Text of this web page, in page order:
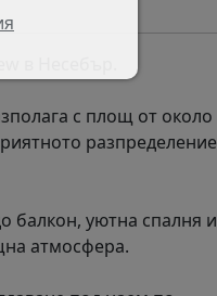
в Несебър.
с площ от около
разпределение
балкон, уютна спалня и
атмосфера.